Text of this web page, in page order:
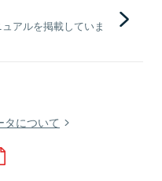
アルを掲載していま
について